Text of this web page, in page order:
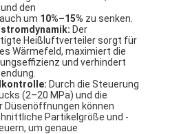
den
um 10%–15% zu senken.
Der
Heißluftverteiler sorgt für
Wärmefeld, maximiert die
und verhindert
Durch die Steuerung
(2–20 MPa) und die
Düsenöffnungen können
Partikelgröße und -
um genaue